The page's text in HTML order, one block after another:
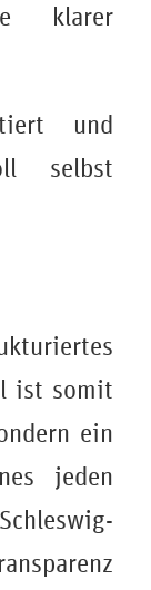
klarer
und
selbst
ist somit
ein
jeden